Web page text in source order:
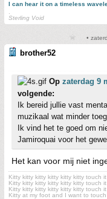
I can hear it on a timeless
Sterling Void
•
brother52
Op zaterdag 9
volgende:
Ik bereid jullie vast
muzikaal wat minder
Ik vind het te goed om
Jamiroquai voor het
Het kan voor mij niet
Kitty kitty kitty kitty kitty kitty touch it
Kitty kitty kitty kitty kitty kitty touch it
Kitty kitty kitty kitty kitty kitty touch it
Kitty at my foot and I want to